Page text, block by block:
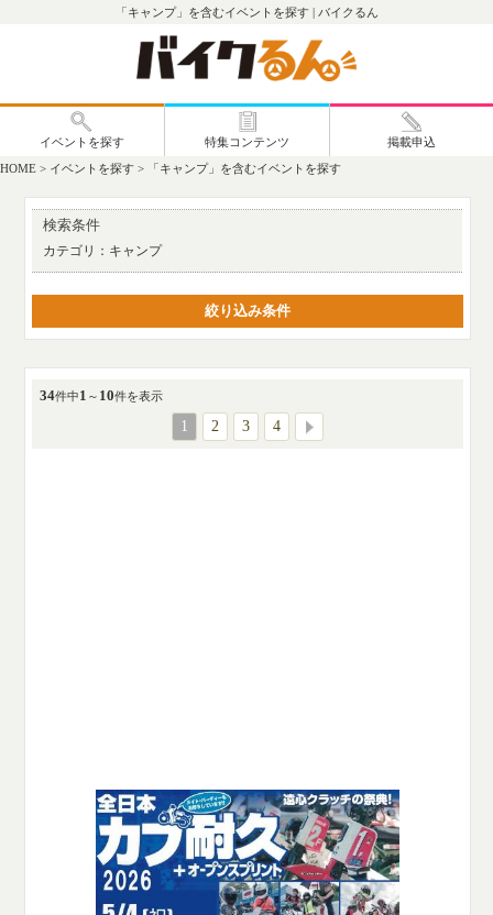
「キャンプ」を含むイベントを探す | バイクるん
HOME > イベントを探す > 「キャンプ」を含むイベントを探す
検索条件
カテゴリ： キャンプ
絞り込み条件
34件中1 ～ 10件を表示
1 2 3 4